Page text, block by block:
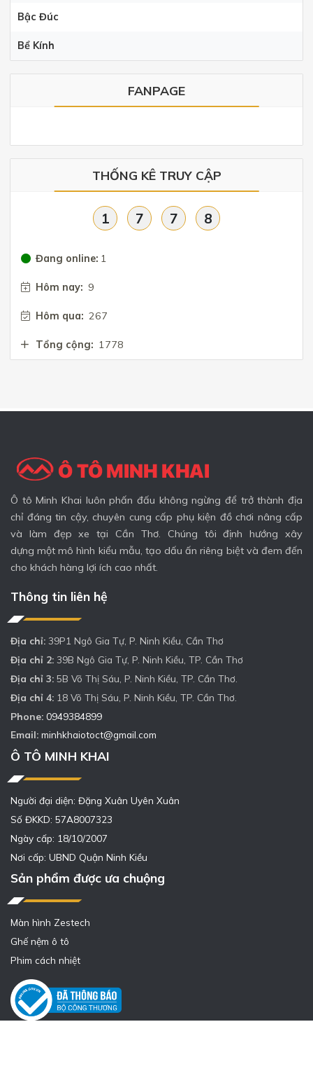
Bậc Đúc
Bể Kính
FANPAGE
THỐNG KÊ TRUY CẬP
1 7 7 8
Đang online: 1
Hôm nay: 9
Hôm qua: 267
Tổng cộng: 1778
Ô tô Minh Khai luôn phấn đấu không ngừng để trở thành địa
chỉ đáng tin cậy, chuyên cung cấp phụ kiện đồ chơi nâng cấp
và làm đẹp xe tại Cần Thơ. Chúng tôi định hướng xây
dựng một mô hình kiểu mẫu, tạo dấu ấn riêng biệt và đem đến
cho khách hàng lợi ích cao nhất.
Thông tin liên hệ
Địa chỉ: 39P1 Ngô Gia Tự, P. Ninh Kiều, Cần Thơ
Địa chỉ 2: 39B Ngô Gia Tự, P. Ninh Kiều, TP. Cần Thơ
Địa chỉ 3: 5B Võ Thị Sáu, P. Ninh Kiều, TP. Cần Thơ.
Địa chỉ 4: 18 Võ Thị Sáu, P. Ninh Kiều, TP. Cần Thơ.
Phone: 0949384899
Email: minhkhaiotoct@gmail.com
Ô TÔ MINH KHAI
Người đại diện: Đặng Xuân Uyên Xuân
Số ĐKKD: 57A8007323
Ngày cấp: 18/10/2007
Nơi cấp: UBND Quận Ninh Kiều
Sản phẩm được ưa chuộng
Màn hình Zestech
Ghế nệm ô tô
Phim cách nhiệt